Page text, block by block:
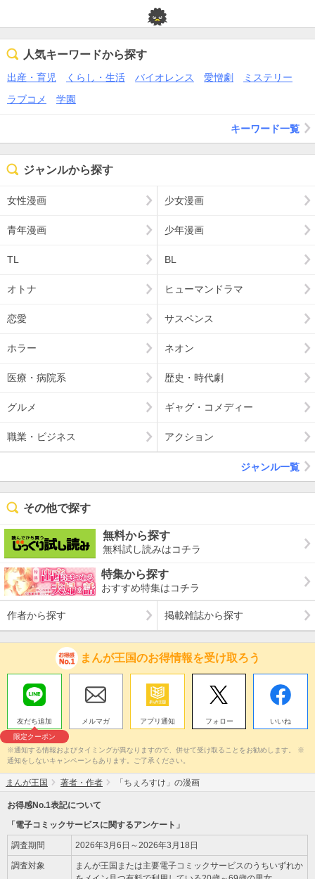
人気キーワードから探す
出産・育児 くらし・生活 バイオレンス 愛憎劇
ミステリー
ラブコメ
学園
キーワード一覧
ジャンルから探す
女性漫画 少女漫画
青年漫画 少年漫画
TL BL
オトナ ヒューマンドラマ
恋愛 サスペンス
ホラー ネオン
医療・病院系 歴史・時代劇
グルメ ギャグ・コメディー
職業・ビジネス アクション
ジャンル一覧
その他で探す
無料から探す
無料試し読みはコチラ
特集から探す
おすすめ特集はコチラ
作者から探す 掲載雑誌から探す
まんが王国のお得情報を受け取ろう
友だち追加
限定クーポン
メルマガ アプリ通知 フォロー いいね
※通知する情報およびタイミングが異なりますので、併せて受け取ることをお勧めします。 ※
通知をしないキャンペーンもあります。ご了承ください。
まんが王国 著者・作者 「ちぇろすけ」の漫画
お得感No.1表記について
「電子コミックサービスに関するアンケート」
調査期間 2026年3月6日～2026年3月18日
調査対象
まんが王国または主要電子コミックサービスのうちいずれか